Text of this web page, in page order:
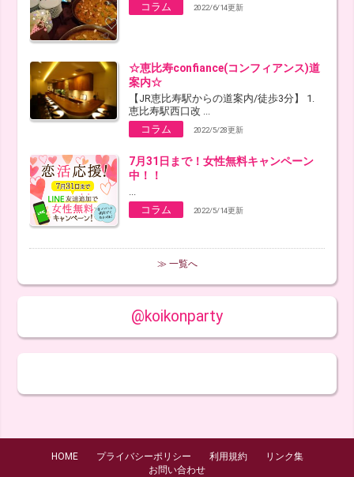
コラム
2022/6/14更新
☆恵比寿confiance(コンフィアンス)道
案内☆
【JR恵比寿駅からの道案内/徒歩3分】 1.
恵比寿駅西口改 ...
コラム
2022/5/28更新
7月31日まで！女性無料キャンペーン
中！！
...
コラム
2022/5/14更新
≫ 一覧へ
@koikonparty
HOME プライバシーポリシー 利用規約
リンク集
お問い合わせ